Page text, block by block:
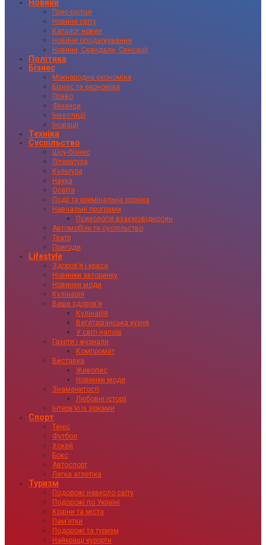
Новини
Прес-релізи
Новини світу
Каталог новин
Новини оподаткування
Новини, Скандали, Сенсації
Політика
Бізнес
Міжнародна економіка
Бізнес та економіка
Право
Фінанси
Інвестиції
Іновації
Техніка
Суспільство
Шоу-бізнес
Література
Культура
Наука
Освіта
Події та кримінальна хроніка
Навчальні програми
Психологія взаємовідносин
Автомобіль та суспільство
Театр
Пригоди
Lifestyle
Здоровʼя і краса
Новинки авторинку
Новинки моди
Кулінарія
Ваше здоровʼя
Кулінарія
Вегетаріанська кухня
У світі напоїв
Газети і журнали
Компромат
Виставка
Живопис
Новинки моди
Знаменитості
Любовні історії
Інтервʼю із зірками
Спорт
Теніс
Футбол
Хокей
Бокс
Автоспорт
Легка атлетіка
Туризм
Подорожі навколо світу
Подорожі по Україні
Країни та міста
Пам’ятки
Подорожі та туризм
Найкращі курорти